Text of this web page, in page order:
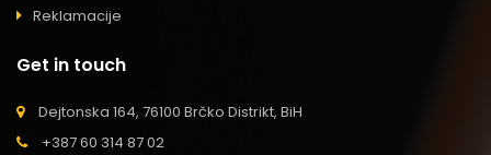
Reklamacije
Get in touch
Dejtonska 164, 76100 Brčko Distrikt, BiH
+387 60 314 87 02